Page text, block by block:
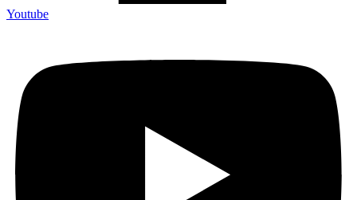
Youtube